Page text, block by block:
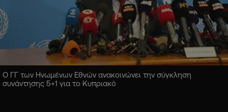
Ο ΓΓ των Ηνωμένων Εθνών ανακοινώνει την σύγκληση
συνάντησης 5+1 για το Κυπριακό